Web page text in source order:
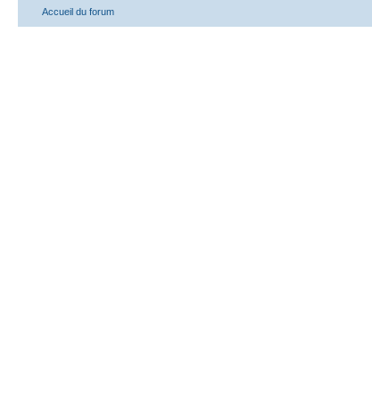
Accueil du forum